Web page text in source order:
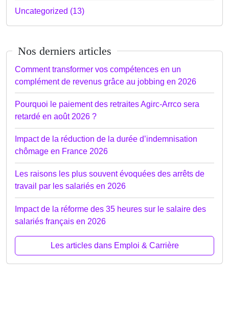
Uncategorized (13)
Nos derniers articles
Comment transformer vos compétences en un
complément de revenus grâce au jobbing en 2026
Pourquoi le paiement des retraites Agirc-Arrco sera
retardé en août 2026 ?
Impact de la réduction de la durée d’indemnisation
chômage en France 2026
Les raisons les plus souvent évoquées des arrêts de
travail par les salariés en 2026
Impact de la réforme des 35 heures sur le salaire des
salariés français en 2026
Les articles dans Emploi & Carrière